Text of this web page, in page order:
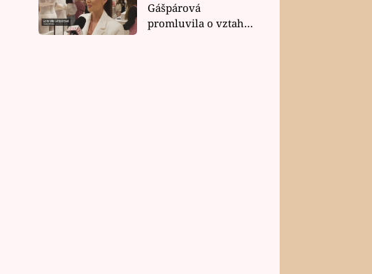
Gášpárová
promluvila o vztahu